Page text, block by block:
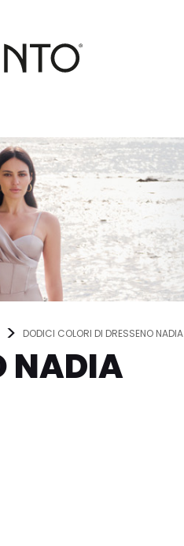
DODICI COLORI DI DRESSENO NADIA
NADIA